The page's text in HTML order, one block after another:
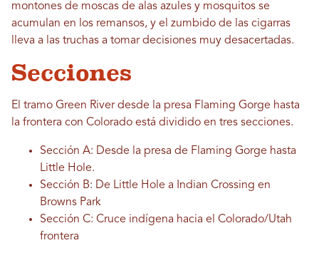
montones de moscas de alas azules y mosquitos se
acumulan en los remansos, y el zumbido de las cigarras
lleva a las truchas a tomar decisiones muy desacertadas.
Secciones
El tramo Green River desde la presa Flaming Gorge hasta
la frontera con Colorado está dividido en tres secciones.
Sección A: Desde la presa de Flaming Gorge hasta
Little Hole.
Sección B: De Little Hole a Indian Crossing en
Browns Park
Sección C: Cruce indígena hacia el Colorado/Utah
frontera